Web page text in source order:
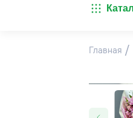
Главная